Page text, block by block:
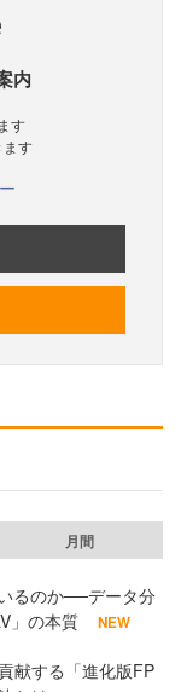
内
す
ます
月間
るのか──データ分
」の本質
NEW
献する「進化版FP